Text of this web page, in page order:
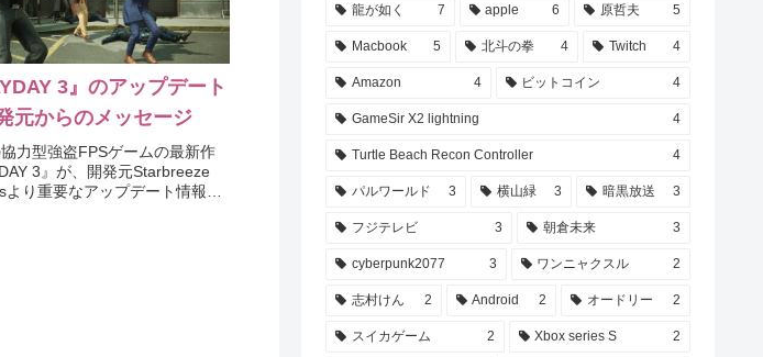
3』のアップデート
元からのメッセージ
協力型強盗FPSゲームの最新作
3』が、開発元Starbreeze
より重要なアップデート情報を
龍が如く 7 apple 6 原哲夫 5
Macbook 5 北斗の拳 4 Twitch 4
Amazon 4 ビットコイン 4
GameSir X2 lightning 4
Turtle Beach Recon Controller 4
パルワールド 3 横山緑 3 暗黒放送 3
フジテレビ 3 朝倉未来 3
cyberpunk2077 3 ワンニャクスル 2
志村けん 2 Android 2 オードリー 2
スイカゲーム 2 Xbox series S 2